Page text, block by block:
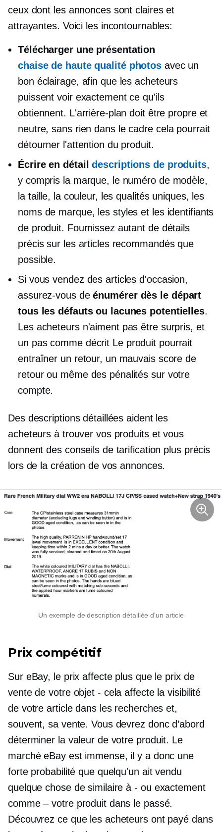
ceux dont les annonces sont claires et
attrayantes. Voici les incontournables:
Télécharger une présentation
chaise de haute qualitéphotos avec un
bon éclairage, afin que les acheteurs
puissent voir exactement ce qu'ils
obtiennent. L'arrière-plan doit être propre et
neutre, sans riendans le cadrecela pourrait
détourner l'attention du produit.
Écrire en détaildescriptions de produits,
y compris la marque, le numéro de modèle,
la taille, la couleur, les qualités uniques, les
noms de marque, les styles et les identifiants
de produit. Fournissez autant de détails
précis sur les articles recommandés que
possible.
Si vous vendez des articles d'occasion,
assurez-vous deénumérer dès le départ
tous les défauts ou lacunes potentielles.
Les acheteurs n'aiment pas être surpris, et
un pas comme décrit Le produit pourrait
entraîner un retour, un mauvais score de
retour ou même des pénalités sur votre
compte.
Des descriptions détaillées aident les
acheteurs à trouver vos produits et vous
donnent des conseils de tarification plus précis
lors de la création de vos annonces.
Un exemple de description détaillée d'un article
Prix ​​compétitif
Sur eBay, le prix affecte plus que le prix de
vente de votre objet - cela affecte la visibilité
de votre article dans les recherches et,
souvent, sa vente. Vous devrez donc d’abord
déterminer la valeur de votre produit. Le
marché eBay est immense, il y a donc une
forte probabilité que quelqu'un ait vendu
quelque chose de similaire à- ou exactement
comme – votre produit dans le passé.
Découvrez ce que les acheteurs ont payé dans